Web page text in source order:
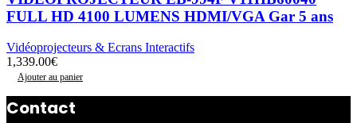
FULL HD 4100 LUMENS HDMI/VGA Gar 5 ans
Vidéoprojecteurs & Ecrans Interactifs
1,339.00€
Ajouter au panier
Contact